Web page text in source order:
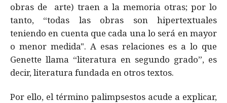
obras de arte) traen a la memoria otras; por lo
tanto, “todas las obras son hipertextuales
teniendo en cuenta que cada una lo será en mayor
o menor medida". A esas relaciones es a lo que
Genette llama “literatura en segundo grado”, es
decir, literatura fundada en otros textos.
Por ello, el término palimpsestos acude a explicar,